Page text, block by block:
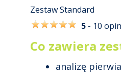
Zestaw Standard
5 - 10
Co zawiera
analizę